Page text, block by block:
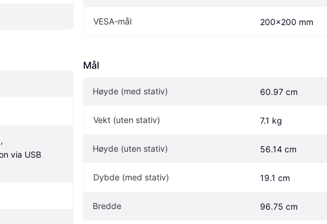
via USB
VESA-mål 200x200 mm
Mål
Høyde (med stativ) 60.97 cm
Vekt (uten stativ) 7.1 kg
Høyde (uten stativ) 56.14 cm
Dybde (med stativ) 19.1 cm
Bredde 96.75 cm